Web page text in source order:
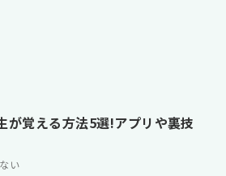
が覚える方法5選!アプリや裏技
い